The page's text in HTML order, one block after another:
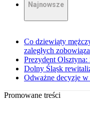
Najnowsze
Co dziewiąty
zaległych
Prezydent
Dolny Śląsk
Odważne decyzje w
Promowane treści